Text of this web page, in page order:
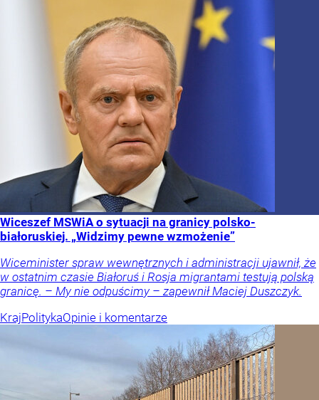
Wiceszef MSWiA o sytuacji na granicy polsko-
białoruskiej. „Widzimy pewne wzmożenie”
Wiceminister spraw wewnętrznych i administracji ujawnił, że
w ostatnim czasie Białoruś i Rosja migrantami testują polską
granicę. – My nie odpuścimy – zapewnił Maciej Duszczyk.
KrajPolitykaOpinie i komentarze